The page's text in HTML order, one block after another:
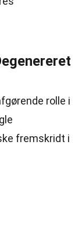
rolle i
fremskridt i